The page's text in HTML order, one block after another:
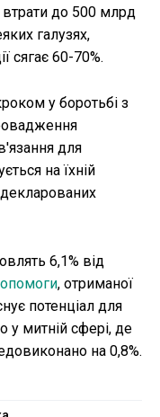
втрати до 500 млрд
галузях,
сягає 60-70%.
у боротьбі з
для
на їхній
6,1% від
, отриманої
потенціал для
у митній сфері, де
на 0,8%.